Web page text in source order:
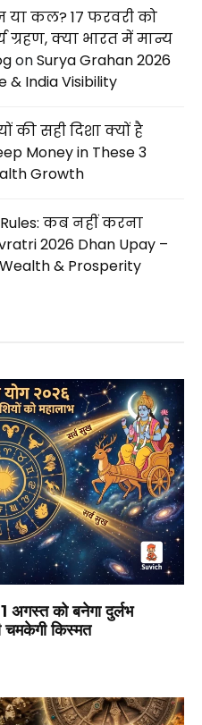
या कल? 17 फरवरी को
क्या भारत में मान्य
onSurya Grahan 2026
& India Visibility
की सही दिशा क्यों है
Money in These 3
Growth
कब नहीं करना
2026 Dhan Upay –
& Prosperity
को बनेगा दुर्लभ
चमकेगी किस्मत